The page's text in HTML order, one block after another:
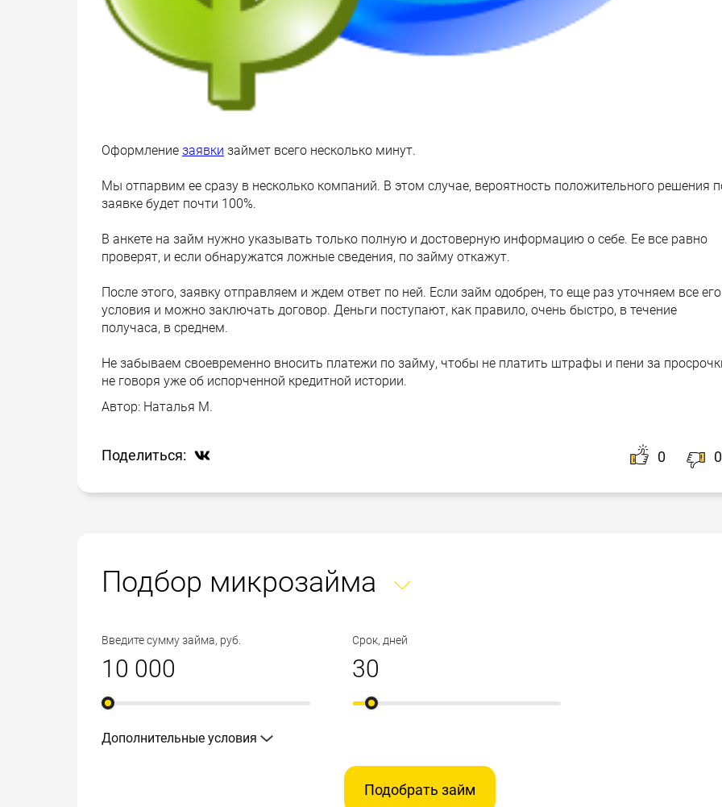
Оформление заявки займет всего несколько минут.
Мы отпарвим ее сразу в несколько компаний. В этом случае, вероятность положительного решения
заявке будет почти 100%.
В анкете на займ нужно указывать только полную и достоверную информацию о себе. Ее все равно
проверят, и если обнаружатся ложные сведения, по займу откажут.
После этого, заявку отправляем и ждем ответ по ней. Если займ одобрен, то еще раз уточняем все его
условия и можно заключать договор. Деньги поступают, как правило, очень быстро, в течение
получаса, в среднем.
Не забываем своевременно вносить платежи по займу, чтобы не платить штрафы и пени за
не говоря уже об испорченной кредитной истории.
Автор: Наталья М.
Поделиться: 0 0
Подбор микрозайма
Введите сумму займа, руб. Срок, дней
Дополнительные условия
Подобрать займ